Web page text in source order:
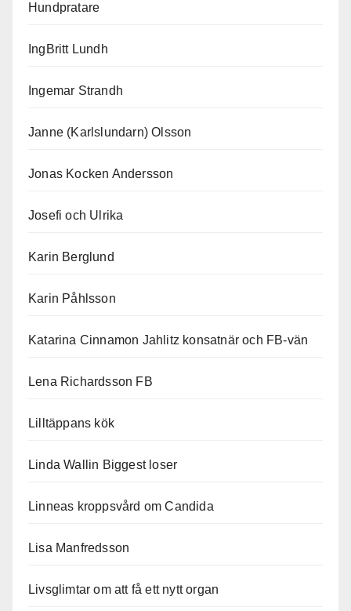
Hundpratare
IngBritt Lundh
Ingemar Strandh
Janne (Karlslundarn) Olsson
Jonas Kocken Andersson
Josefi och Ulrika
Karin Berglund
Karin Påhlsson
Katarina Cinnamon Jahlitz konsatnär och FB-vän
Lena Richardsson FB
Lilltäppans kök
Linda Wallin Biggest loser
Linneas kroppsvård om Candida
Lisa Manfredsson
Livsglimtar om att få ett nytt organ